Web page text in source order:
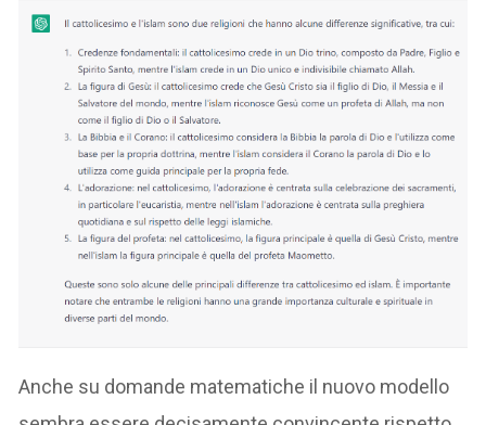
Anche su domande matematiche il nuovo modello